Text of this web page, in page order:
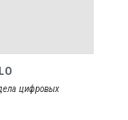
цифровых